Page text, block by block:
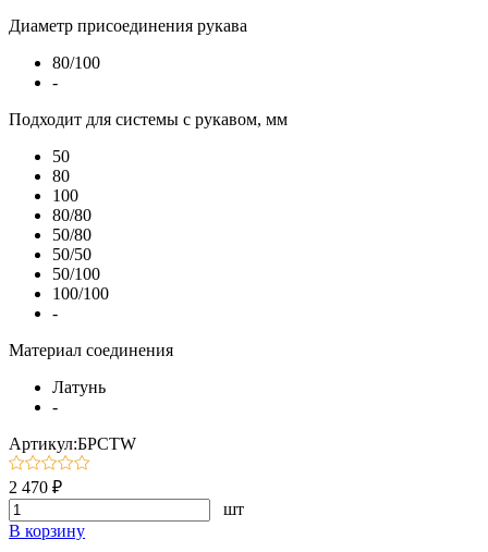
Диаметр присоединения рукава
80/100
-
Подходит для системы с рукавом, мм
50
80
100
80/80
50/80
50/50
50/100
100/100
-
Материал соединения
Латунь
-
Артикул:БРСTW
2 470 ₽
шт
В корзину